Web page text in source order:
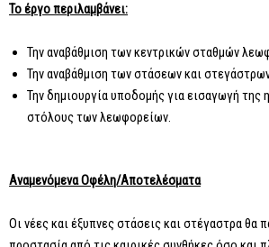
Το έργο περιλαμβάνει:
Την αναβάθμιση των κεντρικών σταθμών
Την αναβάθμιση των στάσεων και
Την δημιουργία υποδομής για εισαγωγή της
στόλους των λεωφορείων.
Αναμενόμενα Οφέλη/Αποτελέσματα
Οι νέες και έξυπνες στάσεις και στέγαστρα θα